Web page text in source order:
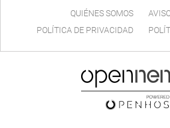
QUIÉNES SOMOS
POLÍTICA DE PRIVACIDAD